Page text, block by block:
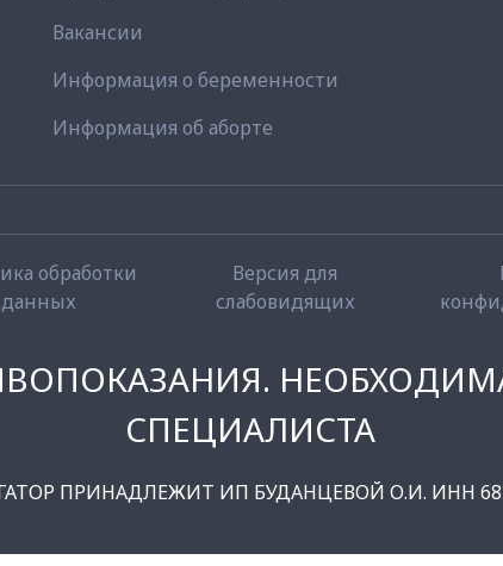
Вакансии
Информация о беременности
Информация об аборте
обработки
данных
Версия для
слабовидящих
СПЕЦИАЛИСТА
ПРИНАДЛЕЖИТ ИП БУДАНЦЕВОЙ О.И. ИНН